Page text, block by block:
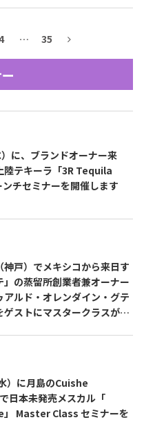
キーラ・メスカルが飲める
バー＆レストラン
Bar & Restaurant
在日メキシコ大使館 SNS
… 35
に、ブランドオーナー来
陸テキーラ「3R Tequila
チセミナーを開催します
神戸）でメキシコから来日す
」の蒸留所創業者兼オーナー
アルド・オレンダイン・グテ
ゲストにマスタークラスが開
）に月島のCuishe
日本未発売メスカル「
Master Class セミナーを